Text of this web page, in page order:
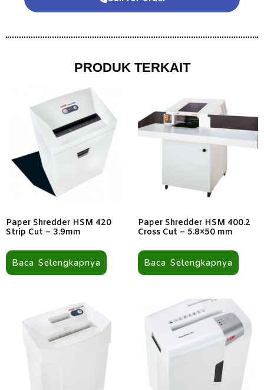
PRODUK TERKAIT
Paper Shredder HSM 420
Strip Cut – 3.9mm
Baca Selengkapnya
Paper Shredder HSM 400.2
Cross Cut – 5.8×50 mm
Baca Selengkapnya